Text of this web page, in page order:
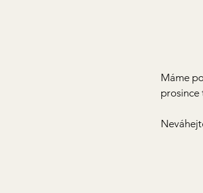
Máme
prosince